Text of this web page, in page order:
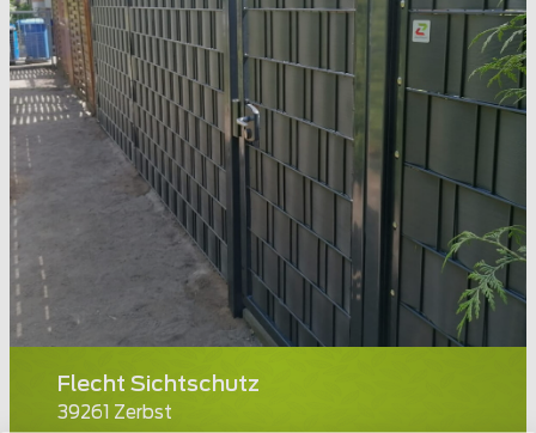
Flecht Sichtschutz
39261 Zerbst